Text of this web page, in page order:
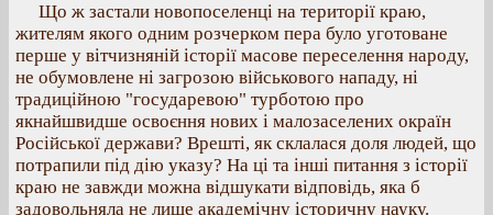
Що ж застали новопоселенці на території краю,
жителям якого одним розчерком пера було уготоване
перше у вітчизняній історії масове переселення народу,
не обумовлене ні загрозою військового нападу, ні
традиційною "государевою" турботою про
якнайшвидше освоєння нових і малозаселених окраїн
Російської держави? Врешті, як склалася доля людей, що
потрапили під дію указу? На ці та інші питання з історії
краю не завжди можна відшукати відповідь, яка б
задовольняла не лише академічну історичну науку.